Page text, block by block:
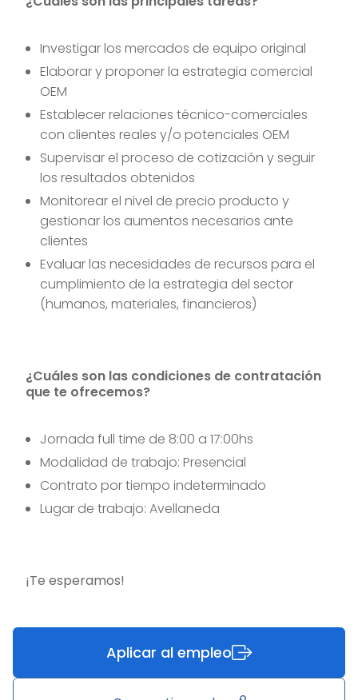
Investigar los mercados de equipo original
Elaborar y proponer la estrategia comercial
OEM
Establecer relaciones técnico-comerciales
con clientes reales y/o potenciales OEM
Supervisar el proceso de cotización y seguir
los resultados obtenidos
Monitorear el nivel de precio producto y
gestionar los aumentos necesarios ante
clientes
Evaluar las necesidades de recursos para el
cumplimiento de la estrategia del sector
(humanos, materiales, financieros)
¿Cuáles son las condiciones de contratación
que te ofrecemos?
Jornada full time de 8:00 a 17:00hs​​​​​​
Modalidad de trabajo: Presencial
Contrato por tiempo indeterminado
Lugar de trabajo: Avellaneda
¡Te esperamos!
Aplicar al empleo